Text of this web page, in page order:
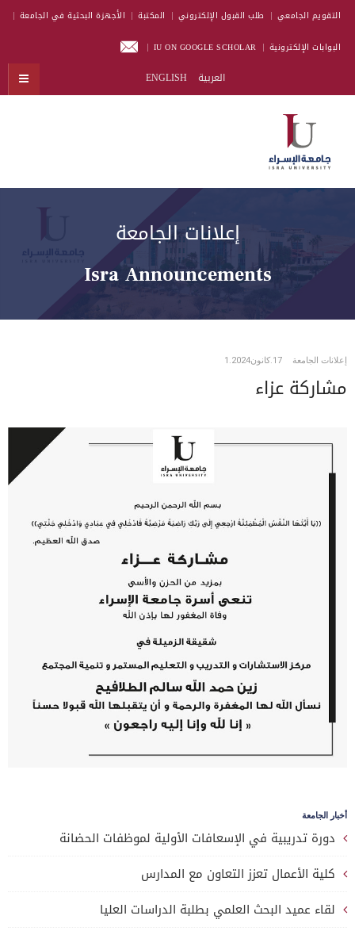
التقويم الجامعي طلب القبول الإلكتروني المكتبة الأجهزة البحثية في الجامعة
البوابات الإلكترونية IU ON GOOGLE SCHOLAR
العربية ENGLISH
إعلانات الجامعة
Isra Announcements
إعلانات الجامعة 17.كانون1.2024
مشاركة عزاء
أخبار الجامعة
دورة تدريبية في الإسعافات الأولية لموظفات الحضانة
كلية الأعمال تعزز التعاون مع المدارس
لقاء عميد البحث العلمي بطلبة الدراسات العليا